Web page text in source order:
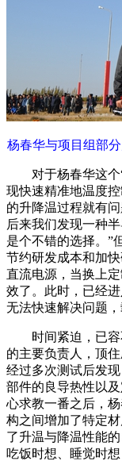
杨春华与项目组部
对于杨春华这个“
现快速精准地温度
的升降温过程就有
后来我们发现一种
是个不错的选择。”
节约研发成本和加
直流电源，当换上
效了。此时，已经
无法快速解决问题
时间紧迫，已容
的主要负责人，顶
经过多次测试后发
部件的良导热性以
心求教一番之后，
构之间增加了特定
了升温与降温性能
吃饭时想、睡觉时